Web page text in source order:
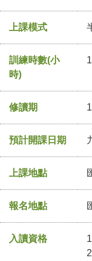
上課模式
訓練時數(小
時)
修讀期
預計開課日期
上課地點
報名地點
入讀資格